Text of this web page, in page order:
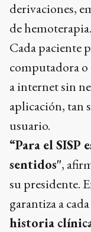
derivaciones,
de hemoterapia.
Cada paciente
computadora
a internet sin
aplicación, tan
usuario.
“Para el SISP
sentidos",
su presidente.
garantiza a
historia